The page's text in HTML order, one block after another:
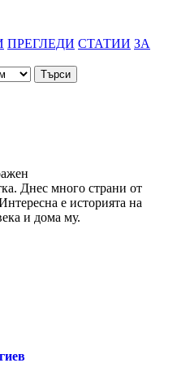
ПРЕГЛЕДИ СТАТИИ ЗА
Търси
Днес много страни от
е историята на
и дома му.